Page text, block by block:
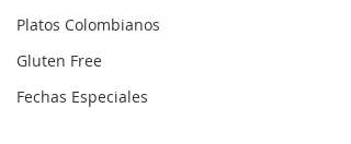
Platos Colombianos
Gluten Free
Fechas Especiales